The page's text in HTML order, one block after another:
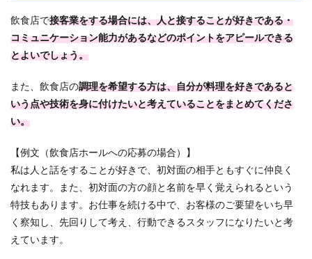
飲食店で接客業をする場合には、人と接することが好きである・
コミュニケーション能力があるなどのポイントをアピールできる
とよいでしょう。
また、飲食店の調理を希望する方は、自分が料理を好きであると
いう点や技術を身に付けたいと考えていることをまとめてくださ
い。
【例文（飲食店ホールへの応募の場合）】
私は人と話をすることが好きで、初対面の相手ともすぐに仲良く
なれます。また、初対面の方の顔と名前を早く覚えられるという
特技もあります。お仕事を続ける中で、お客様のご要望をいち早
く察知し、先回りして考え、行動できるスタッフになりたいと考
えています。